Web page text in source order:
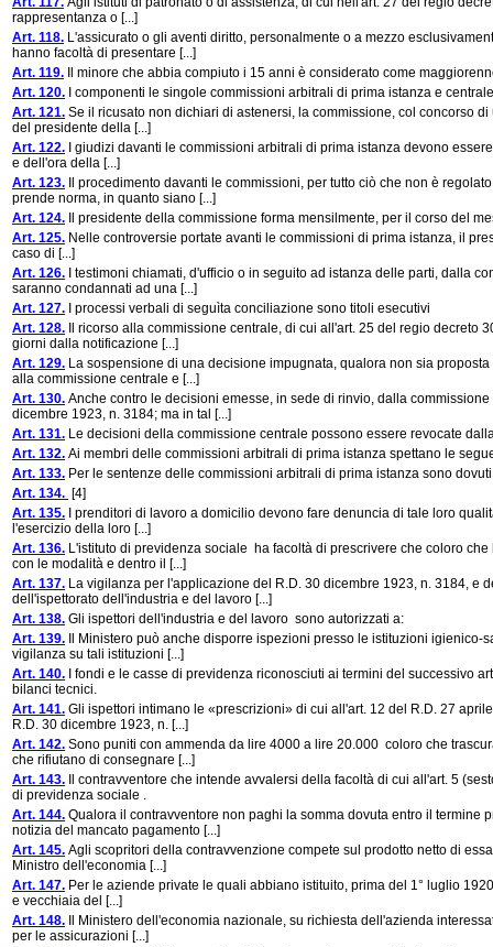
rappresentanza o [...]
Art. 118. L'assicurato o gli aventi diritto, personalmente o a mezzo
hanno facoltà di presentare [...]
Art. 119. Il minore che abbia compiuto i 15 anni è considerato come
Art. 120. I componenti le singole commissioni arbitrali di prima istanza e
Art. 121. Se il ricusato non dichiari di astenersi, la commissione, col concorso
del presidente della [...]
Art. 122. I giudizi davanti le commissioni arbitrali di prima istanza devono
e dell'ora della [...]
Art. 123. Il procedimento davanti le commissioni, per tutto ciò che non è
prende norma, in quanto siano [...]
Art. 124. Il presidente della commissione forma mensilmente, per il corso del
Art. 125. Nelle controversie portate avanti le commissioni di prima istanza, il
caso di [...]
Art. 126. I testimoni chiamati, d'ufficio o in seguito ad istanza delle parti, dalla
saranno condannati ad una [...]
Art. 127. I processi verbali di seguìta conciliazione sono titoli esecutivi
Art. 128. Il ricorso alla commissione centrale, di cui all'art. 25 del regio decreto
giorni dalla notificazione [...]
Art. 129. La sospensione di una decisione impugnata, qualora non sia
alla commissione centrale e [...]
Art. 130. Anche contro le decisioni emesse, in sede di rinvio, dalla
dicembre 1923, n. 3184; ma in tal [...]
Art. 131. Le decisioni della commissione centrale possono essere revocate
Art. 132. Ai membri delle commissioni arbitrali di prima istanza spettano le
Art. 133. Per le sentenze delle commissioni arbitrali di prima istanza sono
Art. 134. [4]
Art. 135. I prenditori di lavoro a domicilio devono fare denuncia di tale loro
l'esercizio della loro [...]
Art. 136. L'istituto di previdenza sociale ha facoltà di prescrivere che coloro
con le modalità e dentro il [...]
Art. 137. La vigilanza per l'applicazione del R.D. 30 dicembre 1923, n. 3184,
dell'ispettorato dell'industria e del lavoro [...]
Art. 138. Gli ispettori dell'industria e del lavoro sono autorizzati a:
Art. 139. Il Ministero può anche disporre ispezioni presso le istituzioni
vigilanza su tali istituzioni [...]
Art. 140. I fondi e le casse di previdenza riconosciuti ai termini del successivo
bilanci tecnici.
Art. 141. Gli ispettori intimano le «prescrizioni» di cui all'art. 12 del R.D. 27
R.D. 30 dicembre 1923, n. [...]
Art. 142. Sono puniti con ammenda da lire 4000 a lire 20.000 coloro che
che rifiutano di consegnare [...]
Art. 143. Il contravventore che intende avvalersi della facoltà di cui all'art. 5
di previdenza sociale .
Art. 144. Qualora il contravventore non paghi la somma dovuta entro il termine
notizia del mancato pagamento [...]
Art. 145. Agli scopritori della contravvenzione compete sul prodotto netto di
Ministro dell'economia [...]
Art. 147. Per le aziende private le quali abbiano istituito, prima del 1° luglio
e vecchiaia del [...]
Art. 148. Il Ministero dell'economia nazionale, su richiesta dell'azienda
per le assicurazioni [...]